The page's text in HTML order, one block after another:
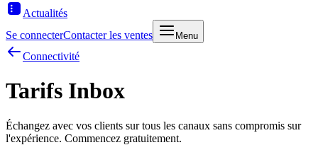
Actualités
Se connecterContacter les ventes Menu
Connectivité
Tarifs Inbox
Échangez avec vos clients sur tous les canaux sans compromis sur
l'expérience. Commencez gratuitement.